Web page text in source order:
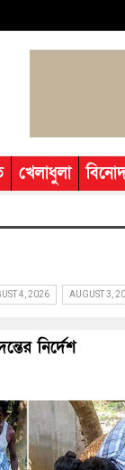
খেলাধুলা
4, 2026 AUGUST 3,
নির্দেশ